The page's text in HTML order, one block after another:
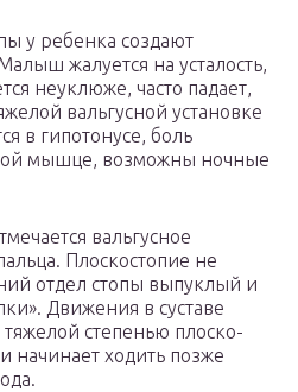
у ребенка создают
жалуется на усталость,
неуклюже, часто падает,
вальгусной установке
в гипотонусе, боль
мышце, возможны ночные
вальгусное
Плоскостопие не
отдел стопы выпуклый и
Движения в суставе
степенью плоско-
начинает ходить позже